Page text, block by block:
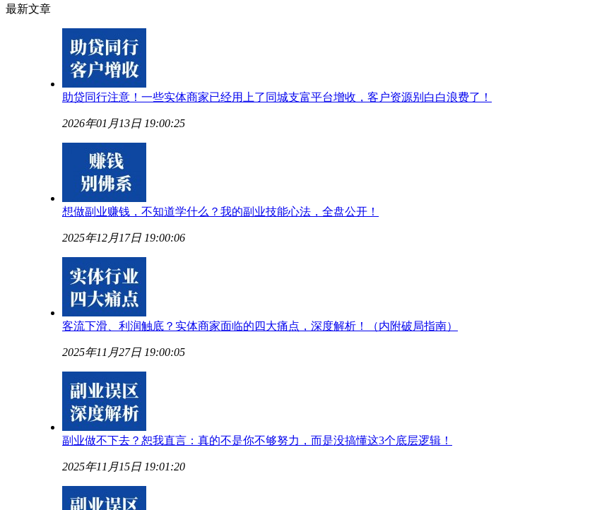
最新文章
助贷同行注意！一些实体商家已经用上了同城支富平台增收，客户资源别白白浪费了！
2026年01月13日 19:00:25
想做副业赚钱，不知道学什么？我的副业技能心法，全盘公开！
2025年12月17日 19:00:06
客流下滑、利润触底？实体商家面临的四大痛点，深度解析！（内附破局指南）
2025年11月27日 19:00:05
副业做不下去？恕我直言：真的不是你不够努力，而是没搞懂这3个底层逻辑！
2025年11月15日 19:01:20